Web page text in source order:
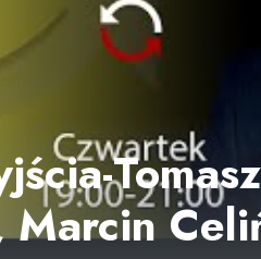
Marcin